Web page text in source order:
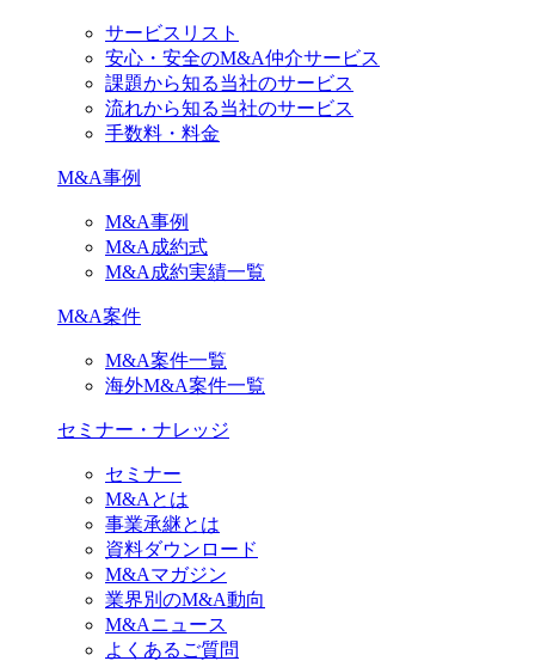
サービスリスト
安心・安全のM&A仲介サービス
課題から知る当社のサービス
流れから知る当社のサービス
手数料・料金
M&A事例
M&A事例
M&A成約式
M&A成約実績一覧
M&A案件
M&A案件一覧
海外M&A案件一覧
セミナー・ナレッジ
セミナー
M&Aとは
事業承継とは
資料ダウンロード
M&Aマガジン
業界別のM&A動向
M&Aニュース
よくあるご質問